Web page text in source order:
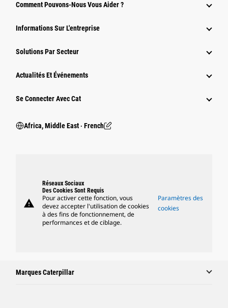
Comment Pouvons-Nous Vous Aider ?
Informations Sur L'entreprise
Solutions Par Secteur
Actualités Et Événements
Se Connecter Avec Cat
Africa, Middle East ‧ French
warning
Réseaux Sociaux
Des Cookies Sont Requis
Pour activer cette fonction, vous
devez accepter l'utilisation de cookies
à des fins de fonctionnement, de
performances et de ciblage.
Paramètres des
cookies
Marques Caterpillar